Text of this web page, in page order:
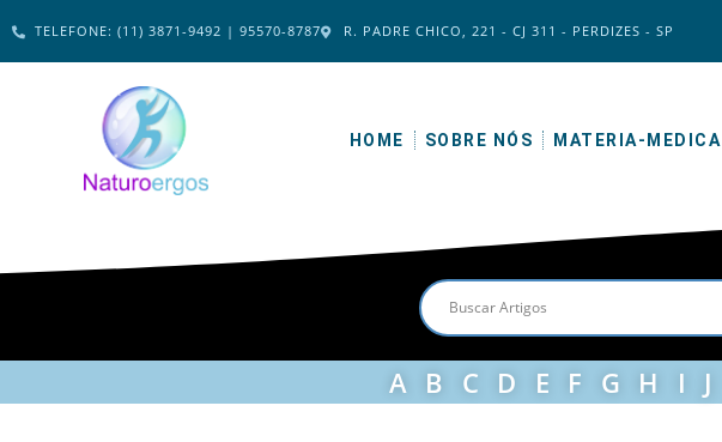
TELEFONE: (11) 3871-9492 | 95570-8787 R. PADRE CHICO, 221 - CJ 311 - PERDIZES - SP
HOME SOBRE NÓS MATERIA-MEDICA
A B C D E F G H I J